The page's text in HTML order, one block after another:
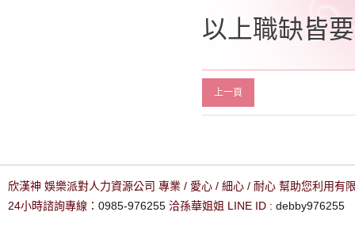
以上職缺皆
上一頁
欣漢神 娛樂派對人力資源公司 專業 / 愛心 / 細心 / 耐心 幫助您利用有
24小時諮詢專線： 0985-976255 洽孫華姐姐 LINE ID : debby976255